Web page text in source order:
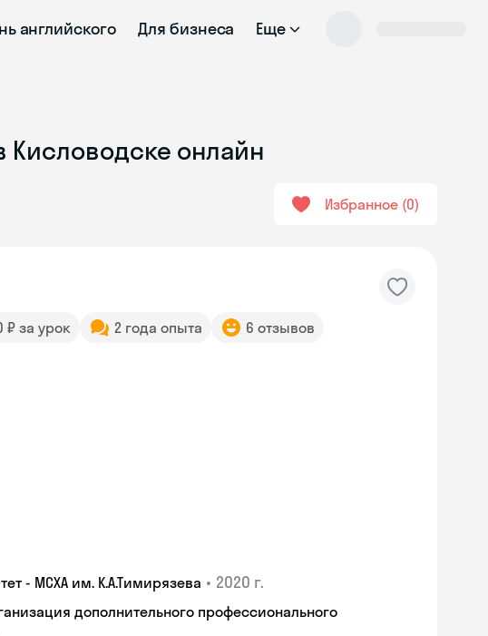
английского Для бизнеса Еще
Кисловодске онлайн
Избранное 0
₽ за урок 2 года опыта 6 отзывов
- МСХА им. К.А.Тимирязева • 2020 г.
дополнительного профессионального